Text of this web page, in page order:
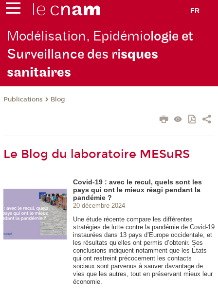
FR
Modélisation, Epidémiologie et
Surveillance des risques
sanitaires
Publications Blog
Le Blog du laboratoire MESuRS
Covid-19 : avec le recul, quels sont les
pays qui ont le mieux réagi pendant la
pandémie ?
20 décembre 2024
Une étude récente compare les différentes
stratégies de lutte contre la pandémie de Covid-19
instaurées dans 13 pays d’Europe occidentale, et
les résultats qu’elles ont permis d’obtenir. Ses
conclusions indiquent notamment que les États
qui ont restreint précocement les contacts
sociaux sont parvenus à sauver davantage de
vies que les autres, tout en préservant mieux leur
économie.